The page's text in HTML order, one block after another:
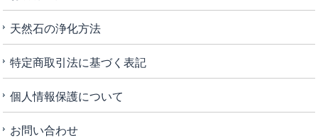
天然石の浄化方法
特定商取引法に基づく表記
個人情報保護について
お問い合わせ